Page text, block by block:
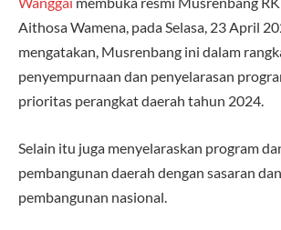
Aithosa Wamena, pada Selasa, 23 April
mengatakan, Musrenbang ini dalam
penyempurnaan dan penyelarasan
prioritas perangkat daerah tahun 2024.
Selain itu juga menyelaraskan program
pembangunan daerah dengan sasaran
pembangunan nasional.